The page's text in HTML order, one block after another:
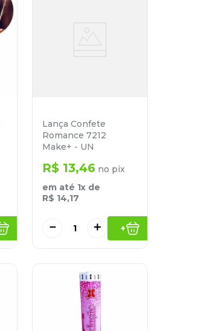
Lança Confete
Romance 7212
Make+ - UN
R$ 13,46 no pix
em até 1x de
R$ 14,17
＋
－ +